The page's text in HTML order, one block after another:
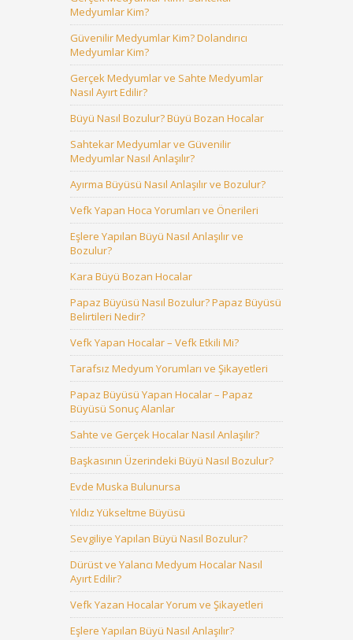
Medyumlar Kim?
Güvenilir Medyumlar Kim? Dolandırıcı
Medyumlar Kim?
Gerçek Medyumlar ve Sahte Medyumlar
Nasıl Ayırt Edilir?
Büyü Nasıl Bozulur? Büyü Bozan Hocalar
Sahtekar Medyumlar ve Güvenilir
Medyumlar Nasıl Anlaşılır?
Ayırma Büyüsü Nasıl Anlaşılır ve Bozulur?
Vefk Yapan Hoca Yorumları ve Önerileri
Eşlere Yapılan Büyü Nasıl Anlaşılır ve
Bozulur?
Kara Büyü Bozan Hocalar
Papaz Büyüsü Nasıl Bozulur? Papaz Büyüsü
Belirtileri Nedir?
Vefk Yapan Hocalar – Vefk Etkili Mi?
Tarafsız Medyum Yorumları ve Şikayetleri
Papaz Büyüsü Yapan Hocalar – Papaz
Büyüsü Sonuç Alanlar
Sahte ve Gerçek Hocalar Nasıl Anlaşılır?
Başkasının Üzerindeki Büyü Nasıl Bozulur?
Evde Muska Bulunursa
Yıldız Yükseltme Büyüsü
Sevgiliye Yapılan Büyü Nasıl Bozulur?
Dürüst ve Yalancı Medyum Hocalar Nasıl
Ayırt Edilir?
Vefk Yazan Hocalar Yorum ve Şikayetleri
Eşlere Yapılan Büyü Nasıl Anlaşılır?